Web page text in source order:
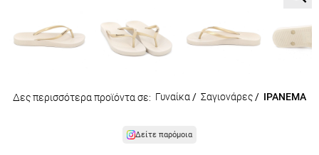
Δες περισσότερα προϊόντα σε: Γυναίκα / Σαγιονάρες / IPANEMA
Δείτε παρόμοια